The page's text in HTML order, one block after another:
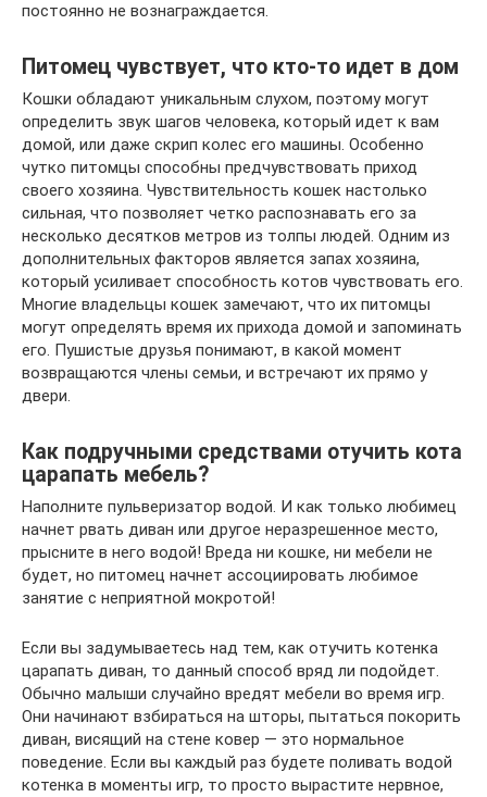
постоянно не вознаграждается.
Питомец чувствует, что кто-то идет в дом
Кошки обладают уникальным слухом, поэтому могут
определить звук шагов человека, который идет к вам
домой, или даже скрип колес его машины. Особенно
чутко питомцы способны предчувствовать приход
своего хозяина. Чувствительность кошек настолько
сильная, что позволяет четко распознавать его за
несколько десятков метров из толпы людей. Одним из
дополнительных факторов является запах хозяина,
который усиливает способность котов чувствовать его.
Многие владельцы кошек замечают, что их питомцы
могут определять время их прихода домой и запоминать
его. Пушистые друзья понимают, в какой момент
возвращаются члены семьи, и встречают их прямо у
двери.
Как подручными средствами отучить кота
царапать мебель?
Наполните пульверизатор водой. И как только любимец
начнет рвать диван или другое неразрешенное место,
прысните в него водой! Вреда ни кошке, ни мебели не
будет, но питомец начнет ассоциировать любимое
занятие с неприятной мокротой!
Если вы задумываетесь над тем, как отучить котенка
царапать диван, то данный способ вряд ли подойдет.
Обычно малыши случайно вредят мебели во время игр.
Они начинают взбираться на шторы, пытаться покорить
диван, висящий на стене ковер — это нормальное
поведение. Если вы каждый раз будете поливать водой
котенка в моменты игр, то просто вырастите нервное,